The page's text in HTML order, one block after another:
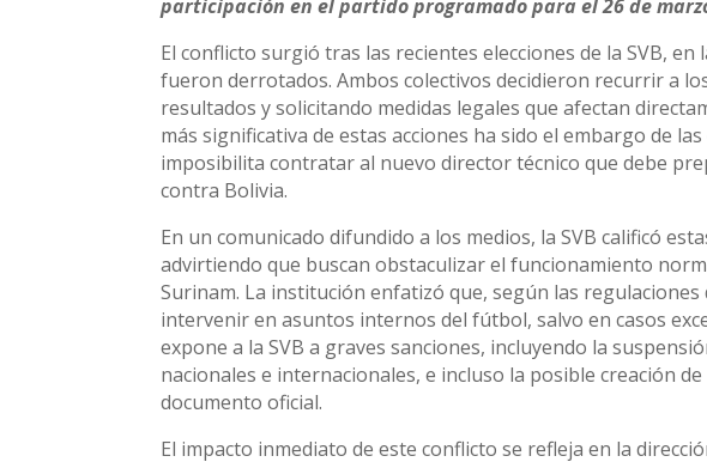
participación en el partido programado para el 26 de
El conflicto surgió tras las recientes elecciones de la SVB,
fueron derrotados. Ambos colectivos decidieron recurrir a
resultados y solicitando medidas legales que afectan
más significativa de estas acciones ha sido el embargo de
imposibilita contratar al nuevo director técnico que debe
contra Bolivia.
En un comunicado difundido a los medios, la SVB calificó
advirtiendo que buscan obstaculizar el funcionamiento
Surinam. La institución enfatizó que, según las regulaciones
intervenir en asuntos internos del fútbol, salvo en casos
expone a la SVB a graves sanciones, incluyendo la
nacionales e internacionales, e incluso la posible creación
documento oficial.
El impacto inmediato de este conflicto se refleja en la